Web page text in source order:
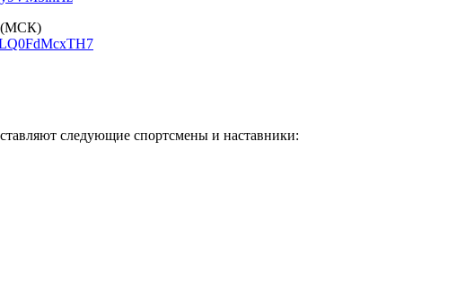
(МСК)
следующие спортсмены и наставники: